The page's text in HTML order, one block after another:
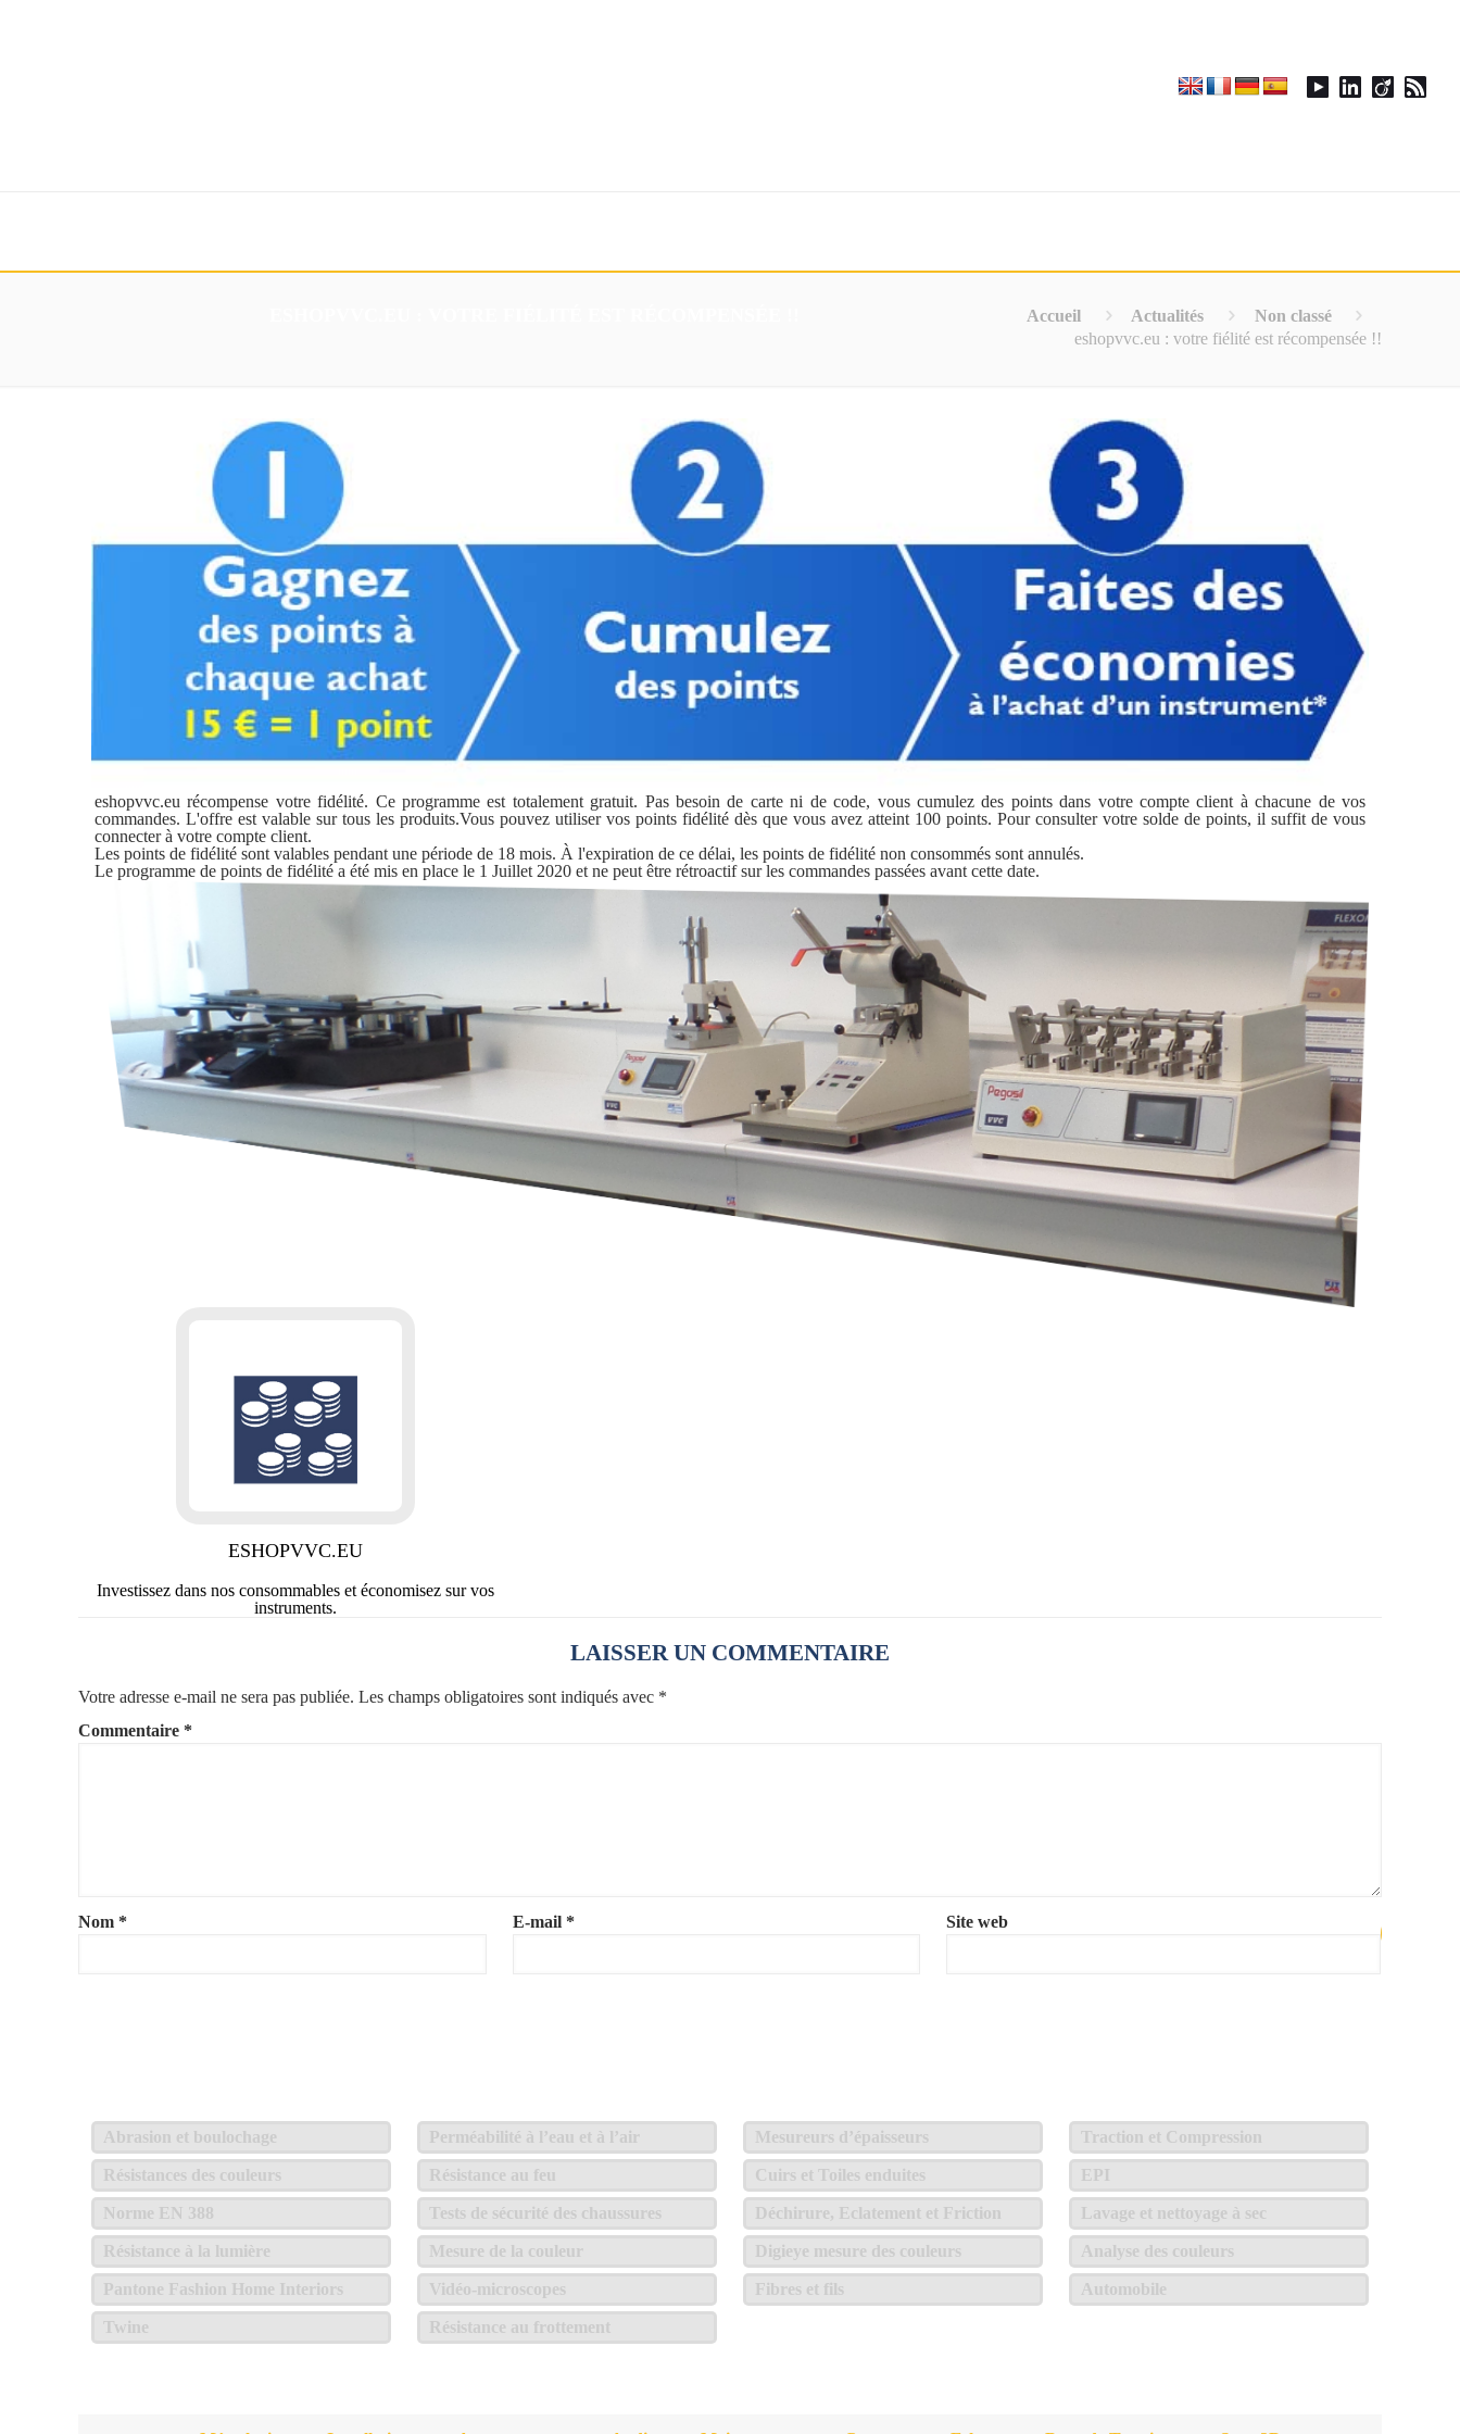
Accueil Actualités
Non classé
eshopvvc.eu : votre fiélité est récompensée !!
eshopvvc.eu récompense votre fidélité. Ce programme est totalement gratuit. Pas besoin de carte ni de code, vous cumulez des points dans votre compte client à chacune de vos
commandes. L'offre est valable sur tous les produits.Vous pouvez utiliser vos points fidélité dès que vous avez atteint 100 points. Pour consulter votre solde de points, il suffit de vous
connecter à votre compte client.
Les points de fidélité sont valables pendant une période de 18 mois. À l'expiration de ce délai, les points de fidélité non consommés sont annulés.
Le programme de points de fidélité a été mis en place le 1 Juillet 2020 et ne peut être rétroactif sur les commandes passées avant cette date.
ESHOPVVC.EU
Investissez dans nos consommables et économisez sur vos
instruments.
LAISSER UN COMMENTAIRE
Votre adresse e-mail ne sera pas publiée. Les champs obligatoires sont indiqués avec *
Commentaire *
Nom * E-mail * Site web
Abrasion et boulochage Perméabilité à l’eau et à l’air Mesureurs d’épaisseurs Traction et Compression
Résistances des couleurs Résistance au feu Cuirs et Toiles enduites EPI
Norme EN 388 Tests de sécurité des chaussures Déchirure, Eclatement et Friction Lavage et nettoyage à sec
Résistance à la lumière Mesure de la couleur Digieye mesure des couleurs Analyse des couleurs
Pantone Fashion Home Interiors Vidéo-microscopes Fibres et fils Automobile
Twine Résistance au frottement